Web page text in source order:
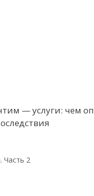
— услуги: чем
Часть 2